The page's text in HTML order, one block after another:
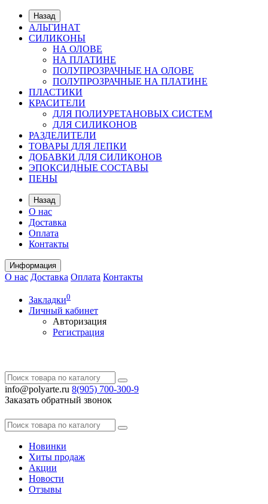
Назад
АЛЬГИНАТ
СИЛИКОНЫ
НА ОЛОВЕ
НА ПЛАТИНЕ
ПОЛУПРОЗРАЧНЫЕ НА ОЛОВЕ
ПОЛУПРОЗРАЧНЫЕ НА ПЛАТИНЕ
ПЛАСТИКИ
КРАСИТЕЛИ
ДЛЯ ПОЛИУРЕТАНОВЫХ СИСТЕМ
ДЛЯ СИЛИКОНОВ
РАЗДЕЛИТЕЛИ
ТОВАРЫ ДЛЯ ЛЕПКИ
ДОБАВКИ ДЛЯ СИЛИКОНОВ
ЭПОКСИДНЫЕ СОСТАВЫ
ПЕНЫ
Назад
О нас
Доставка
Оплата
Контакты
Информация
О нас Доставка Оплата Контакты
Закладки0
Личный кабинет
Авторизация
Регистрация
info@polyarte.ru 8(905) 700-300-9
Заказать обратный звонок
Новинки
Хиты продаж
Акции
Новости
Отзывы